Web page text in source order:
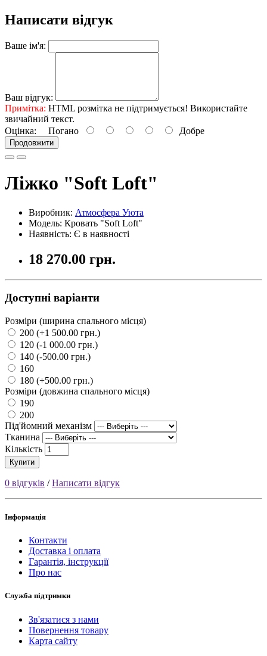
Написати відгук
Ваше ім'я:
Ваш відгук:
Примітка: HTML розмітка не підтримується! Використайте
звичайний текст.
Оцінка: Погано Добре
Продовжити
Ліжко "Soft Loft"
Виробник: Атмосфера Уюта
Модель: Кровать "Soft Loft"
Наявність: Є в наявності
18 270.00 грн.
Доступні варіанти
Розміри (ширина спального місця)
200 (+1 500.00 грн.)
120 (-1 000.00 грн.)
140 (-500.00 грн.)
160
180 (+500.00 грн.)
Розміри (довжина спального місця)
190
200
Під'йомний механізм
Тканина
Кількість
Купити
0 відгуків /Написати відгук
Інформація
Контакти
Доставка і оплата
Гарантія, інструкції
Про нас
Служба підтримки
Зв'язатися з нами
Повернення товару
Карта сайту